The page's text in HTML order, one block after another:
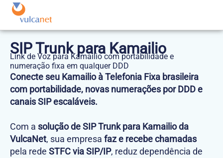
SIP Trunk para Kamailio
Link de Voz para Kamailio com portabilidade e
numeração fixa em qualquer DDD
Conecte seu Kamailio à Telefonia Fixa brasileira
com portabilidade, novas numerações por DDD e
canais SIP escaláveis.
Com a solução de SIP Trunk para Kamailio da
VulcaNet, sua empresa faz e recebe chamadas
pela rede STFC via SIP/IP, reduz dependência de